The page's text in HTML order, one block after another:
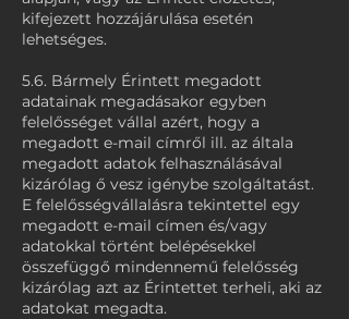
kifejezett hozzájárulása esetén
lehetséges.
5.6. Bármely Érintett megadott
adatainak megadásakor egyben
felelősséget vállal azért, hogy a
megadott e-mail címről ill. az általa
megadott adatok felhasználásával
kizárólag ő vesz igénybe szolgáltatást.
E felelősségvállalásra tekintettel egy
megadott e-mail címen és/vagy
adatokkal történt belépésekkel
összefüggő mindennemű felelősség
kizárólag azt az Érintettet terheli, aki az
adatokat megadta.